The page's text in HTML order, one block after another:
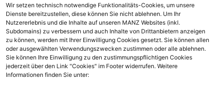
Wir setzen technisch notwendige Funktionalitäts-Cookies, um unsere
Dienste bereitzustellen, diese können Sie nicht ablehnen. Um Ihr
Nutzererlebnis und die Inhalte auf unseren MANZ Websites (inkl.
Subdomains) zu verbessern und auch Inhalte von Drittanbietern anzeigen
zu können, werden mit Ihrer Einwilligung Cookies gesetzt. Sie können allen
oder ausgewählten Verwendungszwecken zustimmen oder alle ablehnen.
Sie können Ihre Einwilligung zu den zustimmungspflichtigen Cookies
jederzeit über den Link "Cookies" im Footer widerrufen. Weitere
Informationen finden Sie unter: